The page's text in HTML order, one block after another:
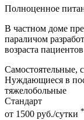
Полноценное
В частном доме
параличом
возраста пациентов
Самостоятельные,
Нуждающиеся в
тяжелобольные
Стандарт
от 1500 руб./сутки *